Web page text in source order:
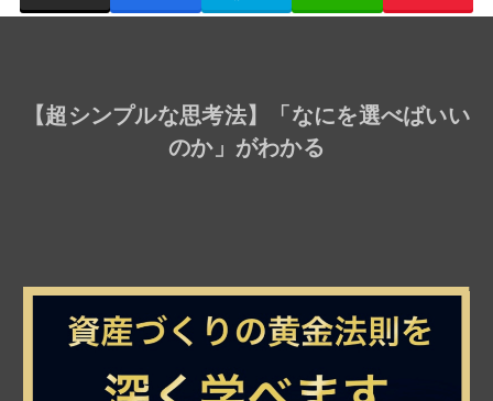
【超シンプルな思考法】「なにを選べばいい
のか」がわかる